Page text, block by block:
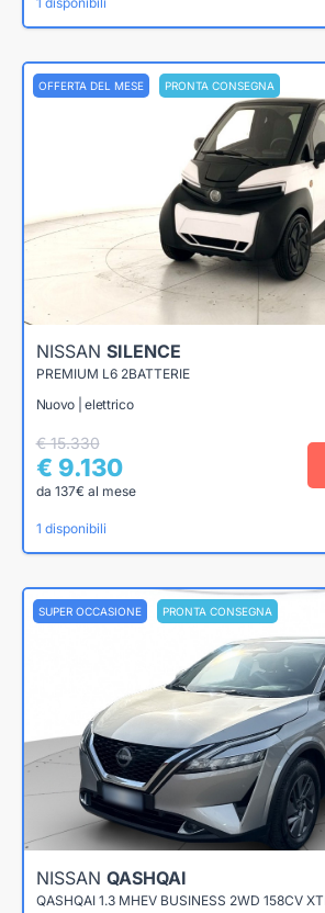
OFFERTA DEL MESE PRONTA CONSEGNA
NISSAN SILENCE
PREMIUM L6 2BATTERIE
Nuovo | elettrico
€ 15.330
€ 9.130
da 137€ al mese
1 disponibili
SUPER OCCASIONE PRONTA CONSEGNA
NISSAN QASHQAI
QASHQAI 1.3 MHEV BUSINESS 2WD 158CV